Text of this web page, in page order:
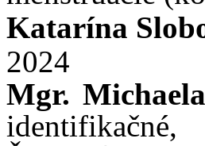
Katarína
2024
Mgr.